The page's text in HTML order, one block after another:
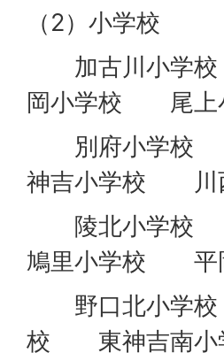
（2）小学校
加古川小学
岡小学校 尾
別府小学校
神吉小学校 川
陵北小学校
鳩里小学校 平
野口北小学
校 東神吉南小